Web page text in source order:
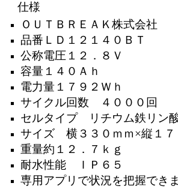
仕様
ＯＵＴＢＲＥＡＫ株式会社
品番ＬＤ１２１４０ＢＴ
公称電圧１２．８Ｖ
容量１４０Ａｈ
電力量１７９２Ｗｈ
サイクル回数 ４０００回
セルタイプ リチウム鉄リン
サイズ 横３３０ｍｍ×縦１７
重量約１２．７ｋｇ
耐水性能 ＩＰ６５
専用アプリで状況を把握でき